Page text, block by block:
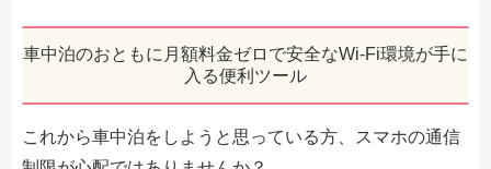
車中泊のおともに月額料金ゼロで安全なWi-Fi環境が手に
入る便利ツール
これから車中泊をしようと思っている方、スマホの通信